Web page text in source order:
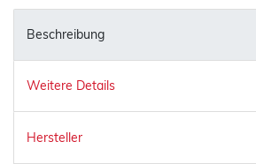
Beschreibung
Weitere Details
Hersteller